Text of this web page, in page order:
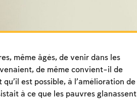
même âgés, de venir dans les
de même convient-il de
est possible, à l’amélioration de
à ce que les pauvres glanassent